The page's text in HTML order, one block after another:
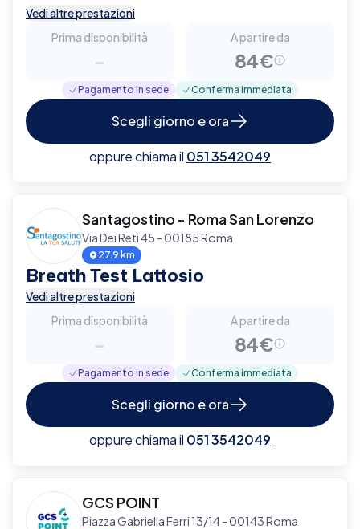
Vedi altre prestazioni
Prima disponibilità
-
A partire da
84€
Pagamento in sede Conferma immediata
Scegli giorno e ora
oppure chiama il 051 3542049
Santagostino - Roma San Lorenzo
Via Dei Reti 45 - 00185 Roma
27.9 km
Breath Test Lattosio
Vedi altre prestazioni
Prima disponibilità
-
A partire da
84€
Pagamento in sede Conferma immediata
Scegli giorno e ora
oppure chiama il 051 3542049
GCS POINT
Piazza Gabriella Ferri 13/14 - 00143 Roma